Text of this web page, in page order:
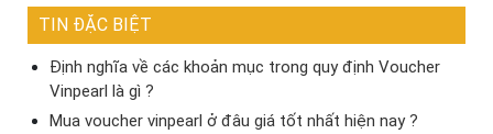
TIN ĐẶC BIỆT
Định nghĩa về các khoản mục trong quy định Voucher
Vinpearl là gì ?
Mua voucher vinpearl ở đâu giá tốt nhất hiện nay ?